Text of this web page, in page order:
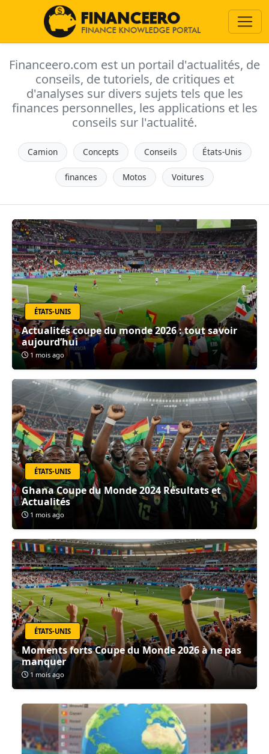
Financeero.com est un portail d'actualités, de
conseils, de tutoriels, de critiques et
d'analyses sur divers sujets tels que les
finances personnelles, les applications et les
conseils sur l'actualité.
Camion Concepts Conseils États-Unis
finances Motos Voitures
ÉTATS-UNIS
Actualités coupe du monde 2026 : tout savoir
aujourd’hui
1 mois ago
ÉTATS-UNIS
Ghana Coupe du Monde 2024 Résultats et
Actualités
1 mois ago
ÉTATS-UNIS
Moments forts Coupe du Monde 2026 à ne pas
manquer
1 mois ago